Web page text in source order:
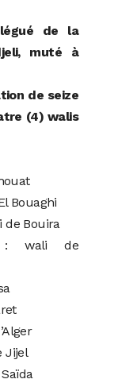
de la
muté à
de seize
(4) walis
Bouaghi
de Bouira
: wali de
Jijel